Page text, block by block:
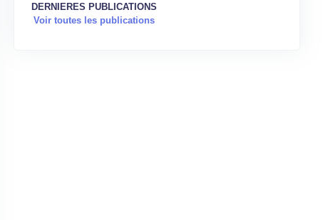
DERNIERES PUBLICATIONS
Voir toutes les publications